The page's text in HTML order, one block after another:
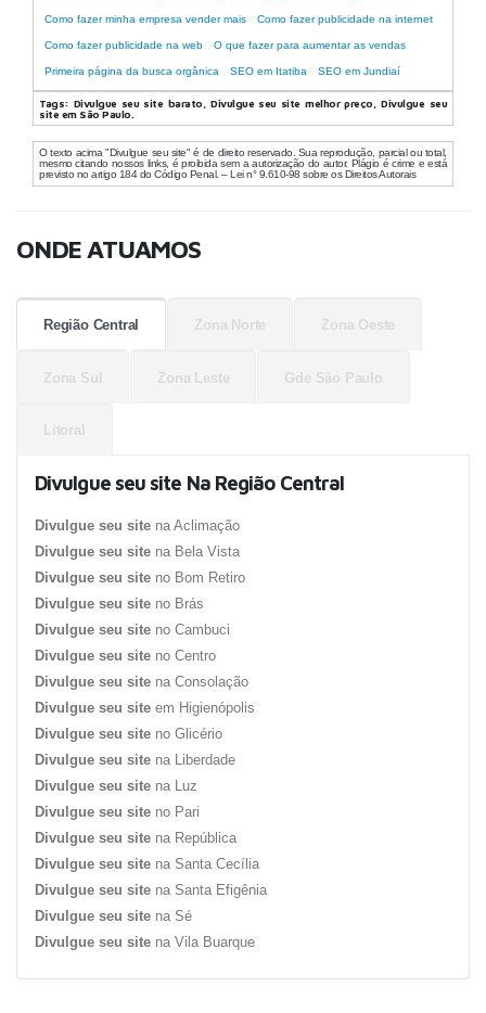
Como fazer minha empresa vender mais Como fazer publicidade na internet
Como fazer publicidade na web O que fazer para aumentar as vendas
Primeira página da busca orgânica SEO em Itatiba SEO em Jundiaí
Tags: Divulgue seu site barato, Divulgue seu site melhor preço, Divulgue seu
site em São Paulo.
O texto acima "Divulgue seu site" é de direito reservado. Sua reprodução, parcial ou total,
mesmo citando nossos links, é proibida sem a autorização do autor. Plágio é crime e está
previsto no artigo 184 do Código Penal. – Lei n° 9.610-98 sobre os Direitos Autorais
ONDE ATUAMOS
Região Central Zona Norte Zona Oeste
Zona Sul Zona Leste Gde São Paulo
Litoral
Divulgue seu site Na Região Central
Divulgue seu site na Aclimação
Divulgue seu site na Bela Vista
Divulgue seu site no Bom Retiro
Divulgue seu site no Brás
Divulgue seu site no Cambuci
Divulgue seu site no Centro
Divulgue seu site na Consolação
Divulgue seu site em Higienópolis
Divulgue seu site no Glicério
Divulgue seu site na Liberdade
Divulgue seu site na Luz
Divulgue seu site no Pari
Divulgue seu site na República
Divulgue seu site na Santa Cecília
Divulgue seu site na Santa Efigênia
Divulgue seu site na Sé
Divulgue seu site na Vila Buarque